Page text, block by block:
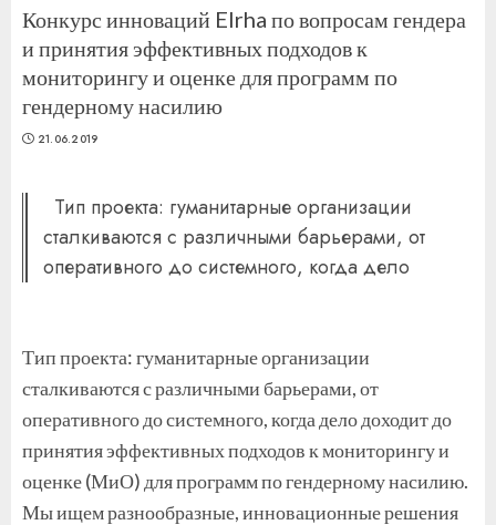
Конкурс инноваций Elrha по вопросам гендера
и принятия эффективных подходов к
мониторингу и оценке для программ по
гендерному насилию
21.06.2019
Тип проекта: гуманитарные организации
сталкиваются с различными барьерами, от
оперативного до системного, когда дело
Тип проекта: гуманитарные организации
сталкиваются с различными барьерами, от
оперативного до системного, когда дело доходит до
принятия эффективных подходов к мониторингу и
оценке (МиО) для программ по гендерному насилию.
Мы ищем разнообразные, инновационные решения